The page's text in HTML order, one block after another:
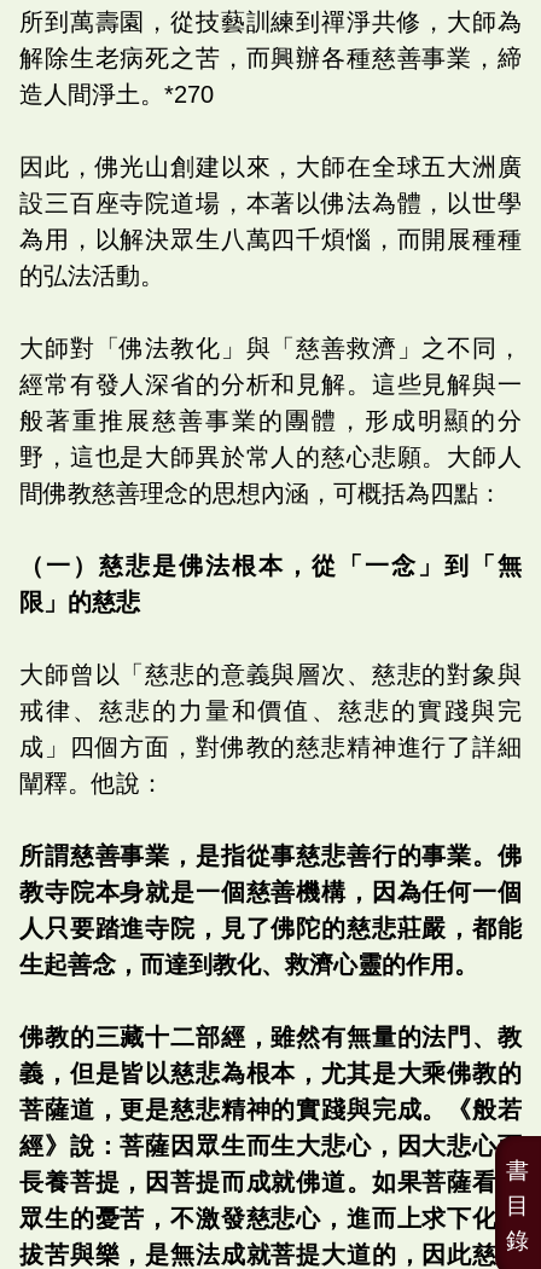
所到萬壽園，從技藝訓練到禪淨共修，大師為
解除生老病死之苦，而興辦各種慈善事業，締
造人間淨土。*270
因此，佛光山創建以來，大師在全球五大洲廣
設三百座寺院道場，本著以佛法為體，以世學
為用，以解決眾生八萬四千煩惱，而開展種種
的弘法活動。
大師對「佛法教化」與「慈善救濟」之不同，
經常有發人深省的分析和見解。這些見解與一
般著重推展慈善事業的團體，形成明顯的分
野，這也是大師異於常人的慈心悲願。大師人
間佛教慈善理念的思想內涵，可概括為四點：
（一）慈悲是佛法根本，從「一念」到「無
限」的慈悲
大師曾以「慈悲的意義與層次、慈悲的對象與
戒律、慈悲的力量和價值、慈悲的實踐與完
成」四個方面，對佛教的慈悲精神進行了詳細
闡釋。他說：
所謂慈善事業，是指從事慈悲善行的事業。佛
教寺院本身就是一個慈善機構，因為任何一個
人只要踏進寺院，見了佛陀的慈悲莊嚴，都能
生起善念，而達到教化、救濟心靈的作用。
佛教的三藏十二部經，雖然有無量的法門、教
義，但是皆以慈悲為根本，尤其是大乘佛教的
菩薩道，更是慈悲精神的實踐與完成。《般若
經》說：菩薩因眾生而生大悲心，因大悲心而
長養菩提，因菩提而成就佛道。如果菩薩看到
眾生的憂苦，不激發慈悲心，進而上求下化，
拔苦與樂，是無法成就菩提大道的，因此慈悲
書
目
錄